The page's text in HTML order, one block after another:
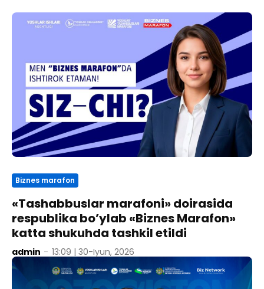
Biznes marafon
«Tashabbuslar marafoni» doirasida
respublika bo’ylab «Biznes Marafon»
katta shukuhda tashkil etildi
admin - 13:09 | 30-Iyun, 2026